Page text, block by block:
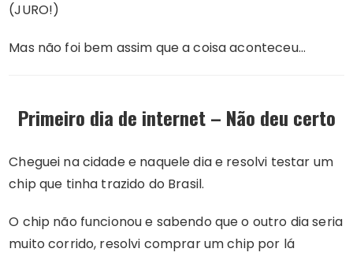
(JURO!)
Mas não foi bem assim que a coisa aconteceu…
Primeiro dia de internet – Não deu certo
Cheguei na cidade e naquele dia e resolvi testar um
chip que tinha trazido do Brasil.
O chip não funcionou e sabendo que o outro dia seria
muito corrido, resolvi comprar um chip por lá